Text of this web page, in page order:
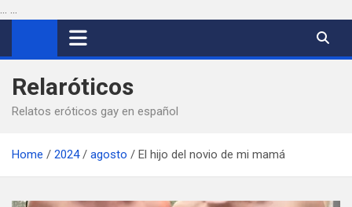
... ...
Relaróticos
Relatos eróticos gay en español
Home 2024 agosto El hijo del novio de mi mamá